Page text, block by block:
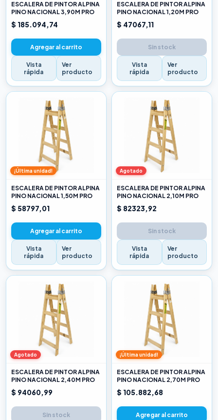
ESCALERA DE PINTOR ALPINA
PINO NACIONAL 3,90M PRO
$ 185.094,74
Agregar al carrito
Vista
rápida
Ver
producto
ESCALERA DE PINTOR ALPINA
PINO NACIONAL 1,20M PRO
$ 47067,11
Sin stock
Vista
rápida
Ver
producto
¡Última unidad!
ESCALERA DE PINTOR ALPINA
PINO NACIONAL 1,50M PRO
$ 58797,01
Agregar al carrito
Vista
rápida
Ver
producto
Agotado
ESCALERA DE PINTOR ALPINA
PINO NACIONAL 2,10M PRO
$ 82323,92
Sin stock
Vista
rápida
Ver
producto
Agotado
ESCALERA DE PINTOR ALPINA
PINO NACIONAL 2,40M PRO
$ 94060,99
Sin stock
¡Última unidad!
ESCALERA DE PINTOR ALPINA
PINO NACIONAL 2,70M PRO
$ 105.882,68
Agregar al carrito